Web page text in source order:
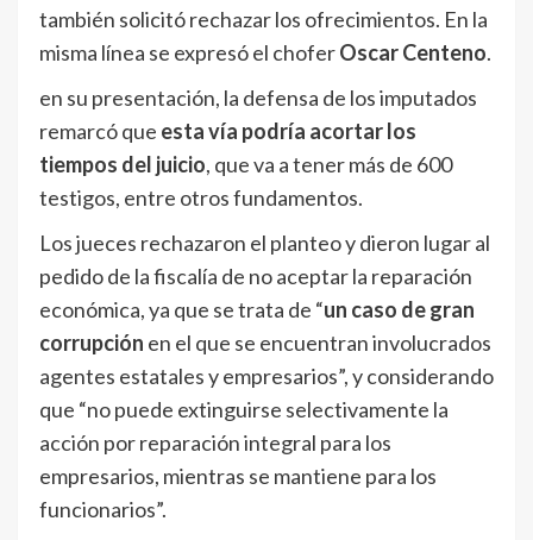
también solicitó rechazar los ofrecimientos. En la
misma línea se expresó el choferOscar Centeno.
en su presentación, la defensa de los imputados
remarcó que esta vía podría acortar los
tiempos del juicio, que va a tener más de 600
testigos, entre otros fundamentos.
Los jueces rechazaron el planteo y dieron lugar al
pedido de la fiscalía de no aceptar la reparación
económica, ya que se trata de “un caso de gran
corrupción en el que se encuentran involucrados
agentes estatales y empresarios”, y considerando
que “no puede extinguirse selectivamente la
acción por reparación integral para los
empresarios, mientras se mantiene para los
funcionarios”.